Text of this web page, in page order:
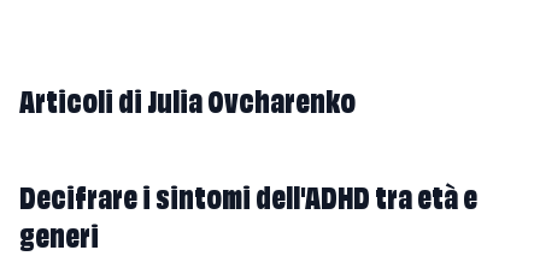
Articoli di Julia Ovcharenko
Decifrare i sintomi dell'ADHD tra età e
generi